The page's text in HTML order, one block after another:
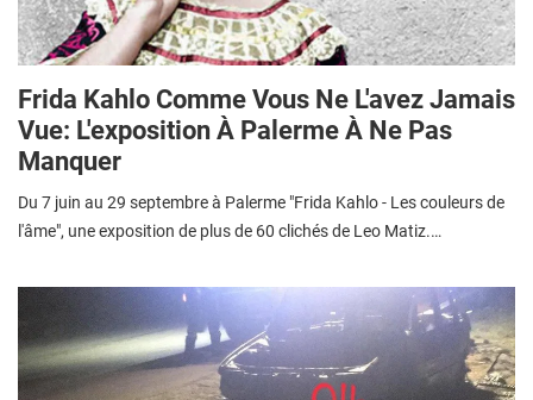
Frida Kahlo Comme Vous Ne L'avez Jamais
Vue: L'exposition À Palerme À Ne Pas
Manquer
Du 7 juin au 29 septembre à Palerme "Frida Kahlo - Les couleurs de
l'âme", une exposition de plus de 60 clichés de Leo Matiz.…